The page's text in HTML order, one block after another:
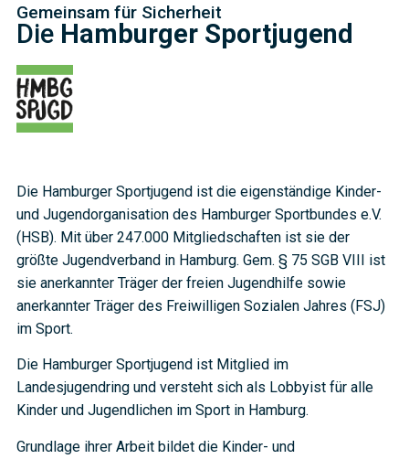
Gemeinsam für Sicherheit
Die Hamburger Sportjugend
Die Hamburger Sportjugend ist die eigenständige Kinder-
und Jugendorganisation des Hamburger Sportbundes e.V.
(HSB). Mit über 247.000 Mitgliedschaften ist sie der
größte Jugendverband in Hamburg. Gem. § 75 SGB VIII ist
sie anerkannter Träger der freien Jugendhilfe sowie
anerkannter Träger des Freiwilligen Sozialen Jahres (FSJ)
im Sport.
Die Hamburger Sportjugend ist Mitglied im
Landesjugendring und versteht sich als Lobbyist für alle
Kinder und Jugendlichen im Sport in Hamburg.
Grundlage ihrer Arbeit bildet die Kinder- und